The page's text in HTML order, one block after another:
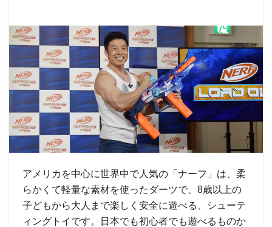
アメリカを中心に世界中で人気の「ナーフ」は、柔
らかくて軽量な素材を使ったダーツで、8歳以上の
子どもから大人まで楽しく安全に遊べる、シューテ
ィングトイです。日本でも初心者でも遊べるものか